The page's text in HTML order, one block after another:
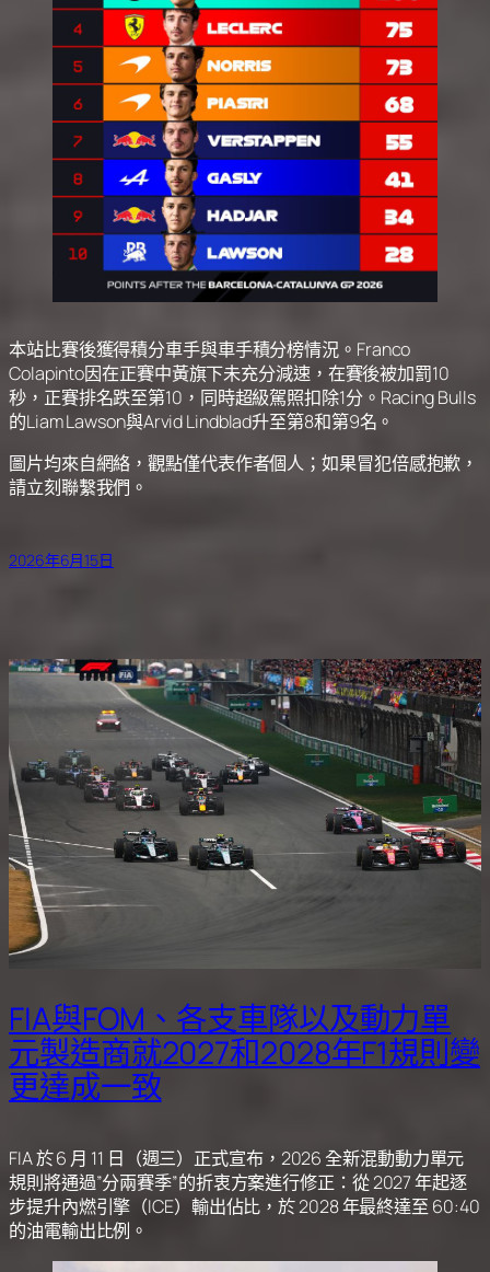
本站比賽後獲得積分車手與車手積分榜情況。Franco
Colapinto因在正賽中黃旗下未充分減速，在賽後被加罰10
秒，正賽排名跌至第10，同時超級駕照扣除1分。Racing Bulls
的Liam Lawson與Arvid Lindblad升至第8和第9名。
圖片均來自網絡，觀點僅代表作者個人；如果冒犯倍感抱歉，
請立刻聯繫我們。
2026年6月15日
FIA與FOM、各支車隊以及動力單
元製造商就2027和2028年F1規則變
更達成一致
FIA 於 6 月 11 日（週三）正式宣布，2026 全新混動動力單元
規則將通過”分兩賽季”的折衷方案進行修正：從 2027 年起逐
步提升內燃引擎（ICE）輸出佔比，於 2028 年最終達至 60:40
的油電輸出比例。